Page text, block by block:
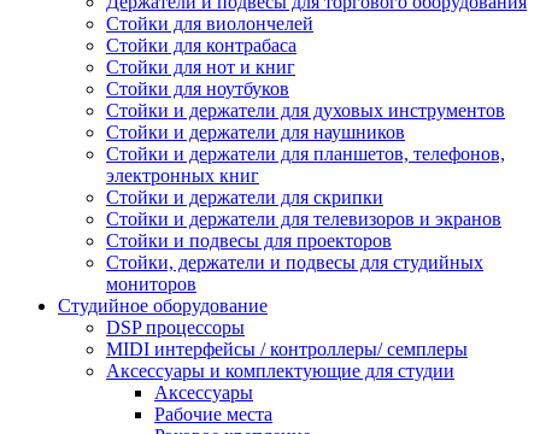
Стойки для виолончелей
Стойки для контрабаса
Стойки для нот и книг
Стойки для ноутбуков
Стойки и держатели для духовых инструментов
Стойки и держатели для наушников
Стойки и держатели для планшетов, телефонов,
электронных книг
Стойки и держатели для скрипки
Стойки и держатели для телевизоров и экранов
Стойки и подвесы для проекторов
Стойки, держатели и подвесы для студийных
мониторов
Студийное оборудование
DSP процессоры
MIDI интерфейсы / контроллеры/ семплеры
Аксессуары и комплектующие для студии
Аксессуары
Рабочие места